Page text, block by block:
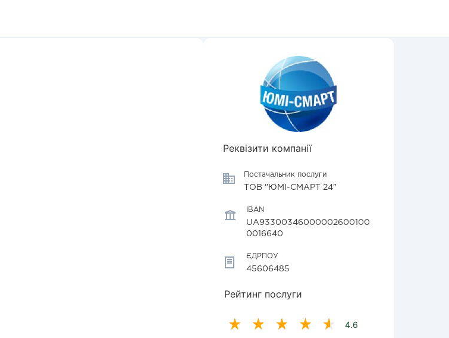
Реквізити компанії
Постачальник послуги
ТОВ "ЮМІ-СМАРТ 24"
IBAN
UA93300346000002600100
0016640
ЄДРПОУ
45606485
Рейтинг послуги
4.6